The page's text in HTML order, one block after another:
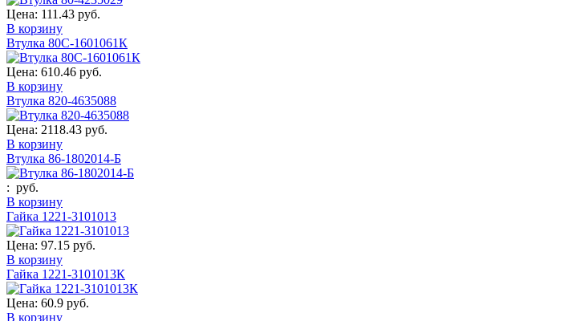
Цена: 111.43 руб.
В корзину
Втулка 80С-1601061К
Цена: 610.46 руб.
В корзину
Втулка 820-4635088
Цена: 2118.43 руб.
В корзину
Втулка 86-1802014-Б
: руб.
В корзину
Гайка 1221-3101013
Цена: 97.15 руб.
В корзину
Гайка 1221-3101013К
Цена: 60.9 руб.
В корзину